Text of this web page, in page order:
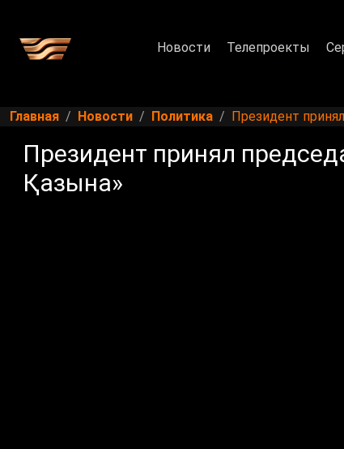
Новости Телепроекты
Главная Новости Политика Президент
Президент принял
Қазына»